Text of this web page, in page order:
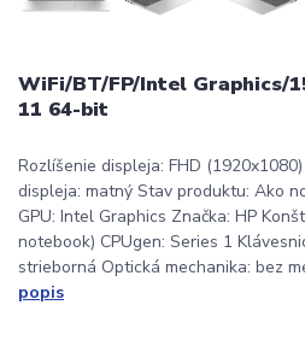
WiFi/BT/FP/Intel Graphics/
11 64-bit
Rozlíšenie displeja: FHD
displeja: matný Stav produktu: Ako
GPU: Intel Graphics Značka: HP
notebook) CPUgen: Series 1
strieborná Optická mechanika: bez
popis